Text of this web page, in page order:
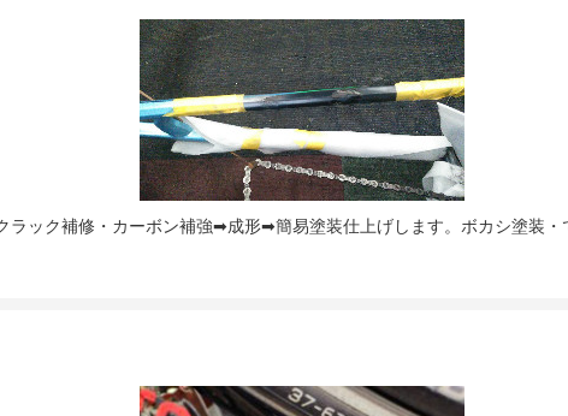
ック補修・カーボン補強➡成形➡簡易塗装仕上げします。ボカシ塗装